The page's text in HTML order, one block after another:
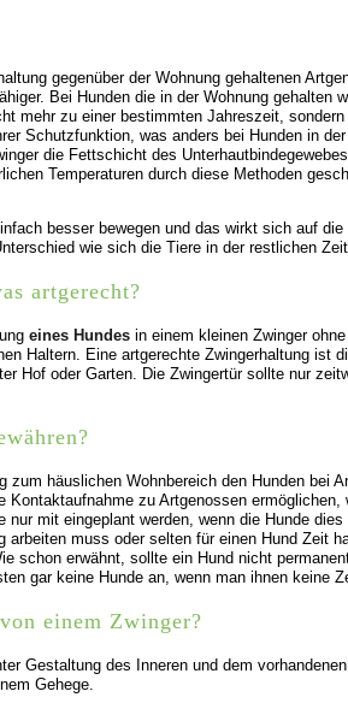
gegenüber der Wohnung gehaltenen
Bei Hunden die in der Wohnung gehalten
mehr zu einer bestimmten Jahreszeit,
Schutzfunktion, was anders bei Hunden in
die Fettschicht des
Temperaturen durch diese Methoden
besser bewegen und das wirkt sich auf
wie sich die Tiere in der restlichen Zeit
artgerecht?
eines Hundes in einem kleinen Zwinger
Haltern. Eine artgerechte Zwingerhaltung ist
Hof oder Garten. Die Zwingertür sollte nur
zum häuslichen Wohnbereich den Hunden bei
Kontaktaufnahme zu Artgenossen
nur mit eingeplant werden, wenn die Hunde
arbeiten muss oder selten für einen Hund Zeit
schon erwähnt, sollte ein Hund nicht
gar keine Hunde an, wenn man ihnen keine
einem Zwinger?
Gestaltung des Inneren und dem
Gehege.